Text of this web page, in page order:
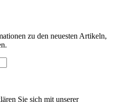
zu den neuesten Artikeln,
Sie sich mit unserer